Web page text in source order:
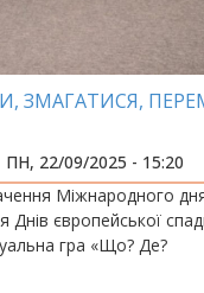
ЗМАГАТИСЯ,
ПН, 22/09/2025 - 15:20
Міжнародного
Днів європейської
гра «Що? Де?